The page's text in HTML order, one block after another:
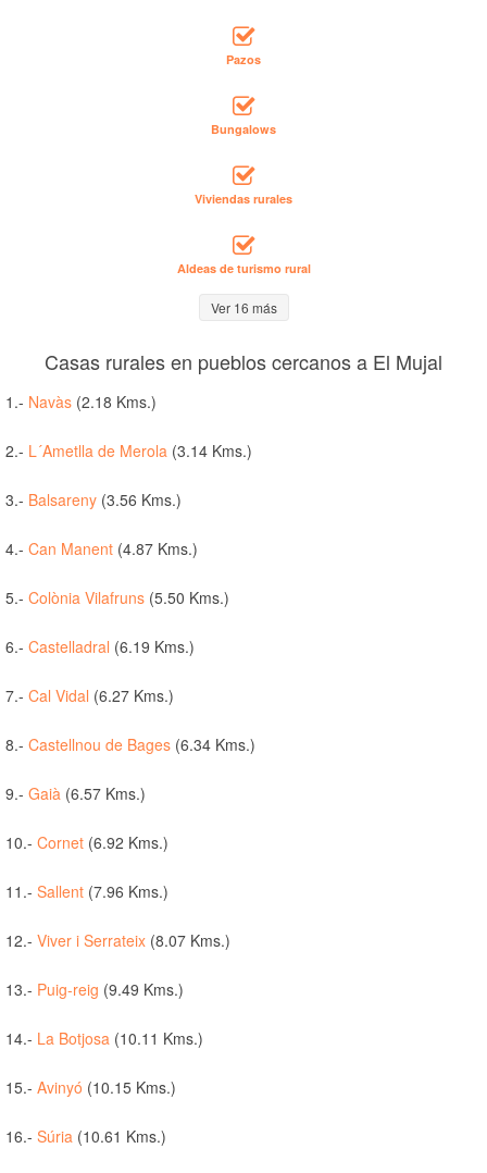
Pazos
Bungalows
Viviendas rurales
Aldeas de turismo rural
Ver 16 más
Casas rurales en pueblos cercanos a El Mujal
1.- Navàs (2.18 Kms.)
2.- L´Ametlla de Merola (3.14 Kms.)
3.- Balsareny (3.56 Kms.)
4.- Can Manent (4.87 Kms.)
5.- Colònia Vilafruns (5.50 Kms.)
6.- Castelladral (6.19 Kms.)
7.- Cal Vidal (6.27 Kms.)
8.- Castellnou de Bages (6.34 Kms.)
9.- Gaià (6.57 Kms.)
10.- Cornet (6.92 Kms.)
11.- Sallent (7.96 Kms.)
12.- Viver i Serrateix (8.07 Kms.)
13.- Puig-reig (9.49 Kms.)
14.- La Botjosa (10.11 Kms.)
15.- Avinyó (10.15 Kms.)
16.- Súria (10.61 Kms.)